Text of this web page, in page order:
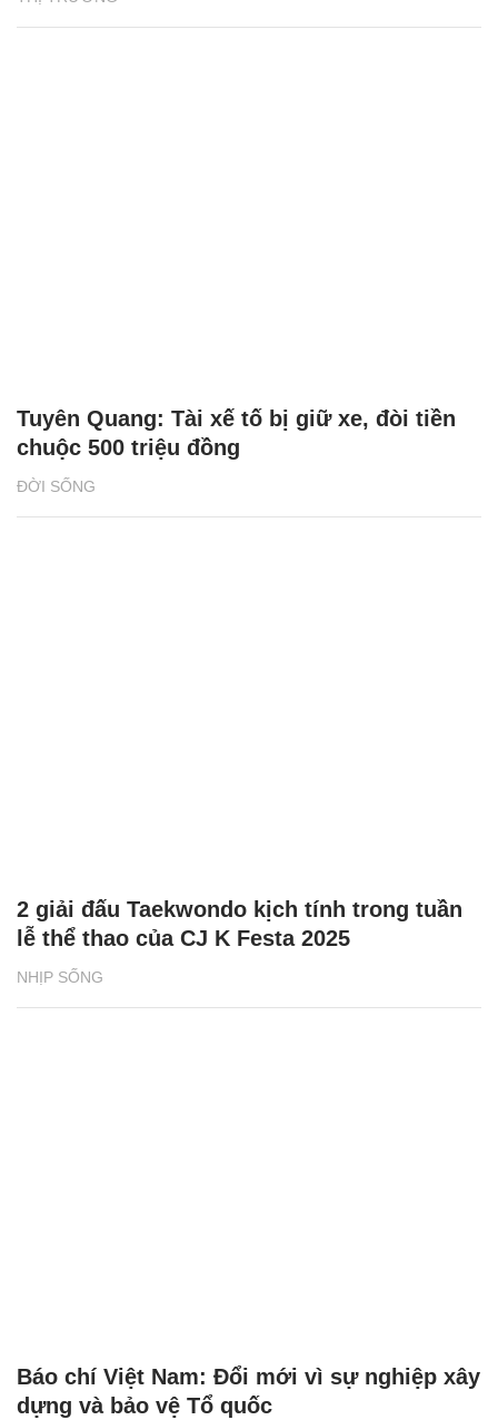
ĐỜI SỐNG
Tuyên Quang: Tài xế tố bị giữ xe, đòi tiền
chuộc 500 triệu đồng
NHỊP SỐNG
2 giải đấu Taekwondo kịch tính trong tuần
lễ thể thao của CJ K Festa 2025
Báo chí Việt Nam: Đổi mới vì sự nghiệp xây
dựng và bảo vệ Tổ quốc